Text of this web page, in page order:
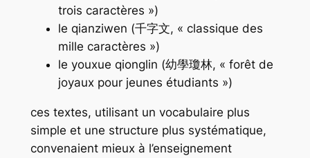
trois caractères »)
le qianziwen (千字文, « classique des
mille caractères »)
le youxue qionglin (幼學瓊林, « forêt de
joyaux pour jeunes étudiants »)
ces textes, utilisant un vocabulaire plus
simple et une structure plus systématique,
convenaient mieux à l’enseignement